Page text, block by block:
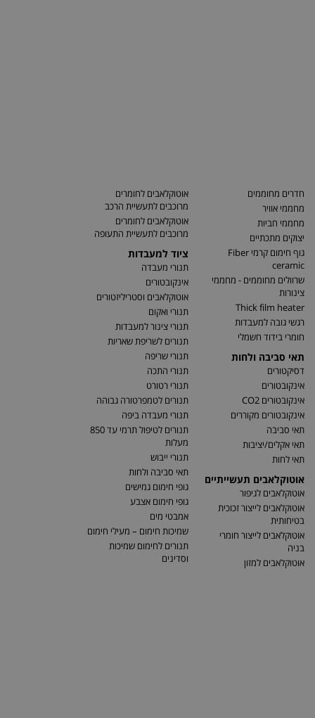
חדרים מחוממים
מחממי אוויר
מחממי חביות
יצוקים מתכתיים
גוף חימום קרמי Fiber
ceramic
שרוולים מחוממים - מחממי
צינורות
Thick film heater
רגשי גובה למעבדות
חומרי בידוד חשמלי
תאי סביבה ולחות
דסיקטורים
אינקובטורים
אינקובטורים CO2
אינקובטורים מקוררים
תאי סביבה
תאי אקלים/יציבות
תאי לחות
אוטוקלאבים תעשייתיים
אוטוקלאבים לגיפור
אוטוקלאבים לייצור זכוכית
בטיחותית
אוטוקלאבים לייצור חומרי
בניה
אוטוקלאבים למזון
אוטוקלאבים לחומרים
מרוכבים לתעשיית הרכב
אוטוקלאבים לחומרים
מרוכבים לתעשיית התעופה
ציוד למעבדות
תנורי מעבדה
אינקובטורים
אוטוקלאבים וסטריליזטורים
תנורי ואקום
תנורי צינור למעבדות
תנורים לשריפת שאריות
תנורי שריפה
תנורי התכה
תנורי רטורט
תנורים לטמפרטורה גבוהה
תנורי מעבדה ביפה
תנורים לטיפול תרמי עד 850
מעלות
תנורי ייבוש
תאי סביבה ולחות
גופי חימום גמישים
גופי חימום אצבע
אמבטי מים
שמיכות חימום – מעילי חימום
תנורים לחימום שמיכות
וסדינים